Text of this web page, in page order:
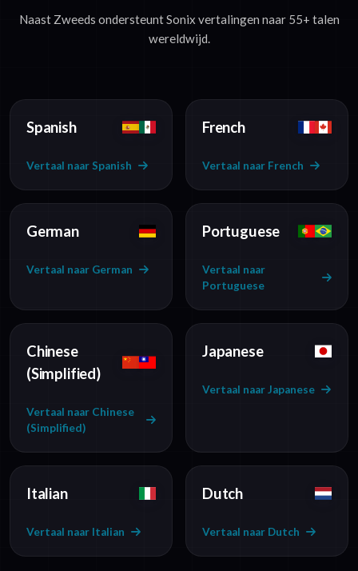
Naast Zweeds ondersteunt Sonix vertalingen naar 55+ talen
wereldwijd.
Spanish
Vertaal naar Spanish
French
Vertaal naar French
German
Vertaal naar German
Portuguese
Vertaal naar
Portuguese
Chinese
(Simplified)
Vertaal naar Chinese
(Simplified)
Japanese
Vertaal naar Japanese
Italian
Vertaal naar Italian
Dutch
Vertaal naar Dutch